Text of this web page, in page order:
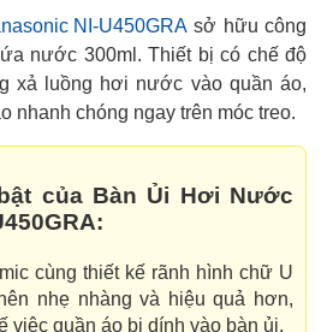
NI-U450GRA sở hữu công
nước 300ml. Thiết bị có chế độ
xả luồng hơi nước vào quần áo,
nhanh chóng ngay trên móc treo.
của Bàn Ủi Hơi Nước
cùng thiết kế rãnh hình chữ U
nhẹ nhàng và hiệu quả hơn,
việc quần áo bị dính vào bàn ủi.